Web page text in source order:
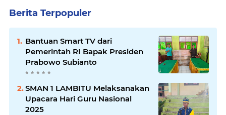
Berita Terpopuler
Bantuan Smart TV dari
Pemerintah RI Bapak Presiden
Prabowo Subianto
SMAN 1 LAMBITU Melaksanakan
Upacara Hari Guru Nasional
2025